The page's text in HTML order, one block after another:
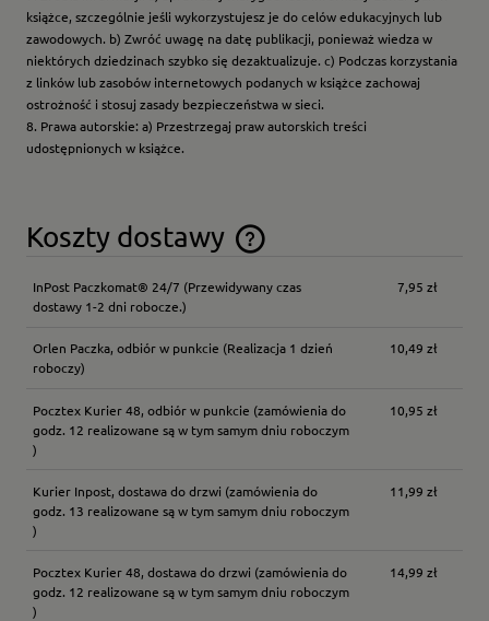
książce, szczególnie jeśli wykorzystujesz je do celów edukacyjnych lub
zawodowych. b) Zwróć uwagę na datę publikacji, ponieważ wiedza w
niektórych dziedzinach szybko się dezaktualizuje. c) Podczas korzystania
z linków lub zasobów internetowych podanych w książce zachowaj
ostrożność i stosuj zasady bezpieczeństwa w sieci.
8. Prawa autorskie: a) Przestrzegaj praw autorskich treści
udostępnionych w książce.
Koszty dostawy
Cena nie zawiera ewentualnych kosztów płatności
InPost Paczkomat® 24/7 (Przewidywany czas
dostawy 1-2 dni robocze.)
7,95 zł
Orlen Paczka, odbiór w punkcie (Realizacja 1 dzień
roboczy)
10,49 zł
Pocztex Kurier 48, odbiór w punkcie (zamówienia do
godz. 12 realizowane są w tym samym dniu roboczym
)
10,95 zł
Kurier Inpost, dostawa do drzwi (zamówienia do
godz. 13 realizowane są w tym samym dniu roboczym
)
11,99 zł
Pocztex Kurier 48, dostawa do drzwi (zamówienia do
godz. 12 realizowane są w tym samym dniu roboczym
)
14,99 zł